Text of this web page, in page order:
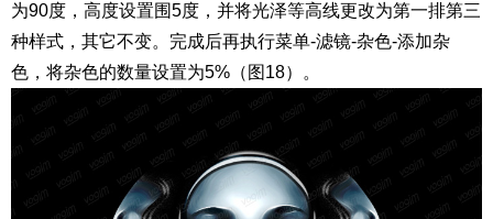
为90度，高度设置围5度，并将光泽等高线更改为第一排第三
种样式，其它不变。完成后再执行菜单-滤镜-杂色-添加杂
色，将杂色的数量设置为5%（图18）。